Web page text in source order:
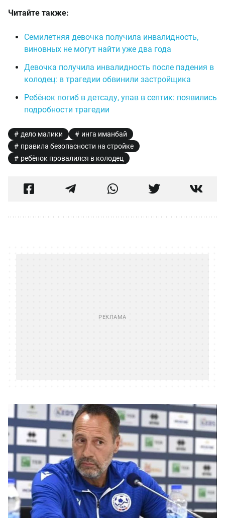
Читайте также:
Семилетняя девочка получила инвалидность,
виновных не могут найти уже два года
Девочка получила инвалидность после падения в
колодец: в трагедии обвинили застройщика
Ребёнок погиб в детсаду, упав в септик: появились
подробности трагедии
дело малики
инга иманбай
правила безопасности на стройке
ребёнок провалился в колодец